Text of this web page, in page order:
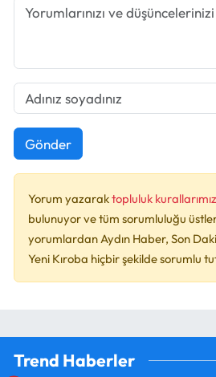
Gönder
Yorum yazaraktopluluk
bulunuyor ve tüm sorumluluğu
yorumlardan Aydın Haber, Son
Yeni Kıroba hiçbir şekilde sorumlu
Trend Haberler